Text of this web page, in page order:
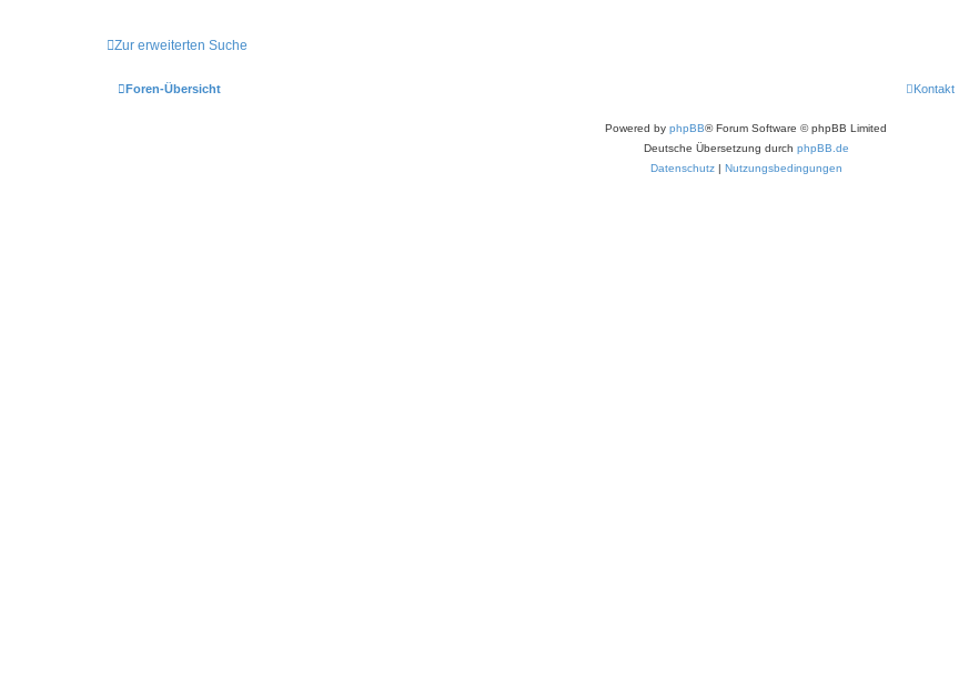
Zur erweiterten Suche
Foren-Übersicht Kontakt
Powered by phpBB® Forum Software © phpBB Limited
Deutsche Übersetzung durch phpBB.de
Datenschutz| Nutzungsbedingungen